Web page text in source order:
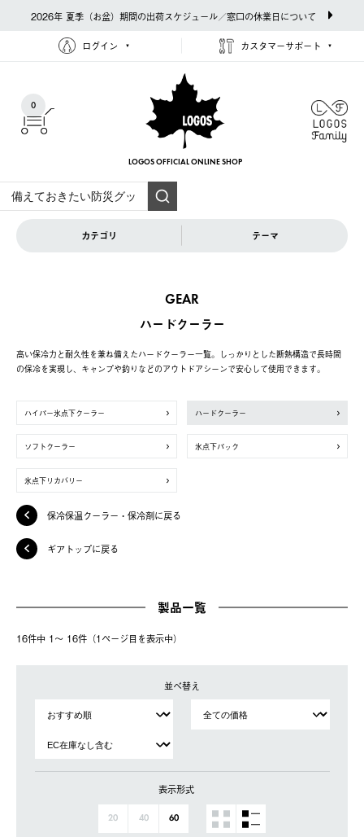
2026年 夏季（お盆）期間の出荷スケジュール／窓口の休業日について
ログイン カスタマーサポート
0
LOGOS OFFICIAL ONLINE SHOP
カテゴリ テーマ
GEAR
ハードクーラー
高い保冷力と耐久性を兼ね備えたハードクーラー一覧。しっかりとした断熱構造で長時間
の保冷を実現し、キャンプや釣りなどのアウトドアシーンで安心して使用できます。
ハイパー氷点下クーラー ハードクーラー
ソフトクーラー 氷点下パック
氷点下リカバリー
保冷保温クーラー・保冷剤に戻る
ギアトップに戻る
製品一覧
16件中 1〜 16件（1ページ⽬を表⽰中）
並べ替え
表示形式
20 40 60